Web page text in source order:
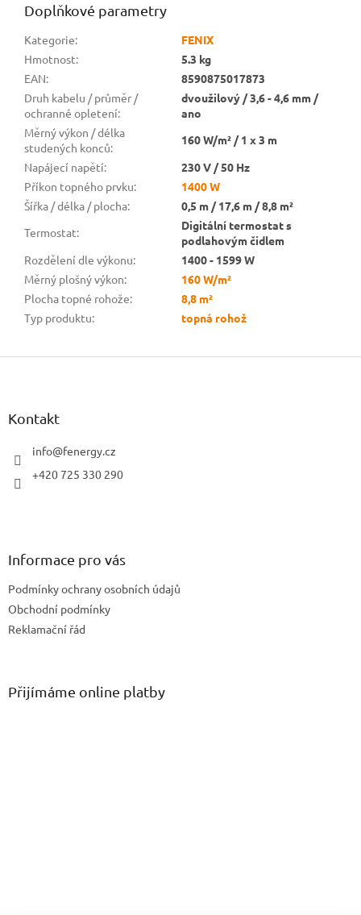
Doplňkové parametry
Kategorie:
FENIX
Hmotnost:
5.3 kg
EAN:
8590875017873
Druh kabelu / průměr /
ochranné opletení:
dvoužilový / 3,6 - 4,6 mm /
ano
Měrný výkon / délka
studených konců:
160 W/m² / 1 x 3 m
Napájecí napětí:
230 V / 50 Hz
Příkon topného prvku:
1400 W
Šířka / délka / plocha:
0,5 m / 17,6 m / 8,8 m²
Termostat:
Digitální termostat s
podlahovým čidlem
Rozdělení dle výkonu:
1400 - 1599 W
Měrný plošný výkon:
160 W/m²
Plocha topné rohože:
8,8 m²
Typ produktu: topná rohož
Z
Kontakt
info@fenergy.cz
+420 725 330 290
Informace pro vás
Podmínky ochrany osobních údajů
Obchodní podmínky
Reklamační řád
Přijímáme online platby